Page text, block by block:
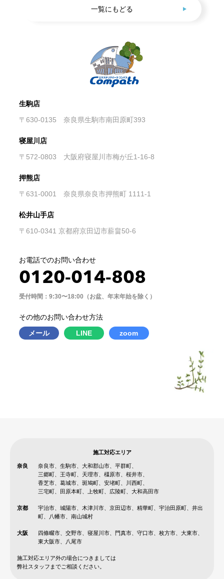
一覧にもどる
生駒店
〒630-0135 奈良県生駒市南田原町393
寝屋川店
〒572-0803 大阪府寝屋川市梅が丘1-16-8
押熊店
〒631-0001 奈良県奈良市押熊町 1111-1
松井山手店
〒610-0341 京都府京田辺市薪畠50-6
お電話でのお問い合わせ
0120-014-808
受付時間：9:30〜18:00（お盆、年末年始を除く）
その他のお問い合わせ方法
メール
LINE zoom
施工対応エリア
奈良
奈良市、生駒市、大和郡山市、平群町、
三郷町、王寺町、天理市、橿原市、桜井市、
香芝市、葛城市、斑鳩町、安堵町、川西町、
三宅町、田原本町、上牧町、広陵町、大和高田市
京都
宇治市、城陽市、木津川市、京田辺市、精華町、宇治田原町、井出
町、八幡市、南山城村
大阪
四條畷市、交野市、寝屋川市、門真市、守口市、枚方市、大東市、
東大阪市、八尾市
施工対応エリア外の場合につきましては
弊社スタッフまでご相談ください。